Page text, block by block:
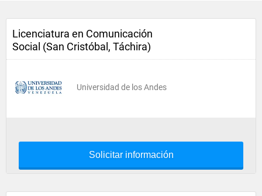
Licenciatura en Comunicación
Social (San Cristóbal, Táchira)
Universidad de los Andes
Solicitar información